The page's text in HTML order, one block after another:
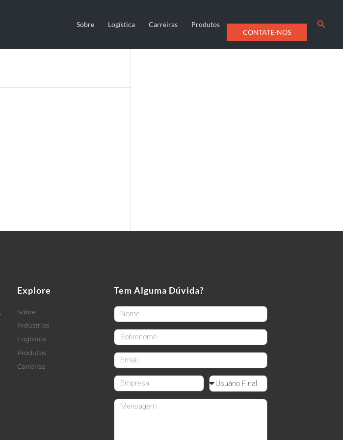
Sobre Logística Carreiras
Produtos
CONTATE-NOS
Explore
Sobre
Indústrias
Logística
Produtos
Carreiras
Tem Alguma Dúvida?
FirstName
LastName
email
CompanyName Reseller
Message